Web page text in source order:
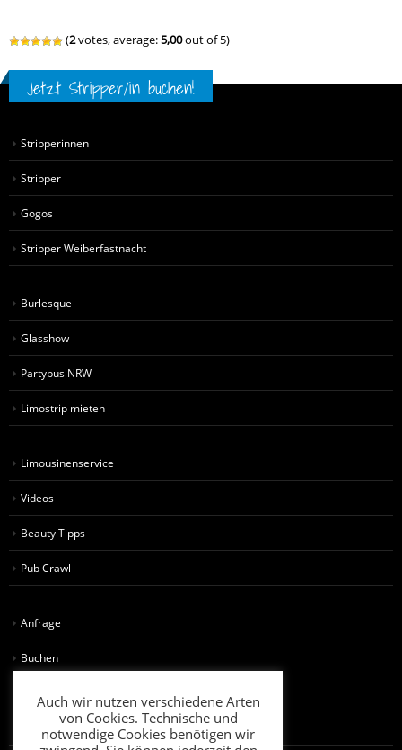
(2votes, average:5,00out of 5)
Jetzt Stripper/in buchen!
Stripperinnen
Stripper
Gogos
Stripper Weiberfastnacht
Burlesque
Glasshow
Partybus NRW
Limostrip mieten
Limousinenservice
Videos
Beauty Tipps
Pub Crawl
Anfrage
Buchen
AGB für Künstler
AGB für Kunden
Auch wir nutzen verschiedene Arten
von Cookies. Technische und
notwendige Cookies benötigen wir